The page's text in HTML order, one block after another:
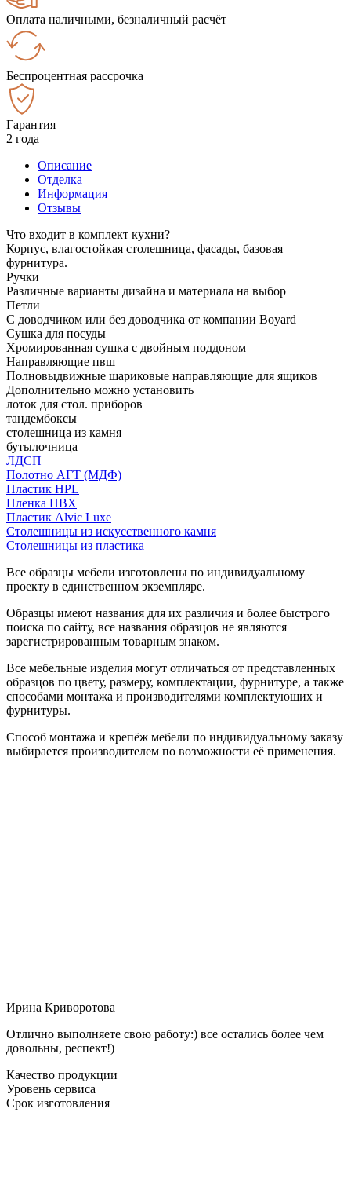
Оплата наличными, безналичный расчёт
Беспроцентная рассрочка
Гарантия
2 года
Описание
Отделка
Информация
Отзывы
Что входит в комплект кухни?
Корпус, влагостойкая столешница, фасады, базовая
фурнитура.
Ручки
Различные варианты дизайна и материала на выбор
Петли
С доводчиком или без доводчика от компании Boyard
Сушка для посуды
Хромированная сушка с двойным поддоном
Направляющие пвш
Полновыдвижные шариковые направляющие для ящиков
Дополнительно можно установить
лоток для стол. приборов
тандембоксы
столешница из камня
бутылочница
ЛДСП
Полотно АГТ (МДФ)
Пластик HPL
Пленка ПВХ
Пластик Alvic Luxe
Столешницы из искусственного камня
Столешницы из пластика
Все образцы мебели изготовлены по индивидуальному
проекту в единственном экземпляре.
Образцы имеют названия для их различия и более быстрого
поиска по сайту, все названия образцов не являются
зарегистрированным товарным знаком.
Все мебельные изделия могут отличаться от представленных
образцов по цвету, размеру, комплектации, фурнитуре, а также
способами монтажа и производителями комплектующих и
фурнитуры.
Способ монтажа и крепёж мебели по индивидуальному заказу
выбирается производителем по возможности её применения.
Ирина Криворотова
Отлично выполняете свою работу:) все остались более чем
довольны, респект!)
Качество продукции
Уровень сервиса
Срок изготовления